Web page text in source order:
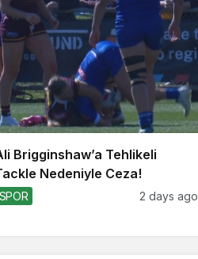
Brigginshaw’a Tehlikeli
Nedeniyle Ceza!
SPOR 2 days ago